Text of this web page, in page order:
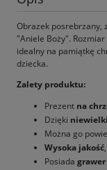
Obrazek
"Aniele Boży".
idealny na pamiątkę
dziecka.
Zalety produktu:
Prezent na
Dzięki
Można go
Wysoka jakość
Posiada